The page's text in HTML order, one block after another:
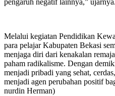
pengaruh negatif lainnya,” ujarnya.
Melalui kegiatan Pendidikan
para pelajar Kabupaten Bekasi
menjaga diri dari kenakalan
paham radikalisme. Dengan
menjadi pribadi yang sehat,
menjadi agen perubahan positif
nurdin Herman)